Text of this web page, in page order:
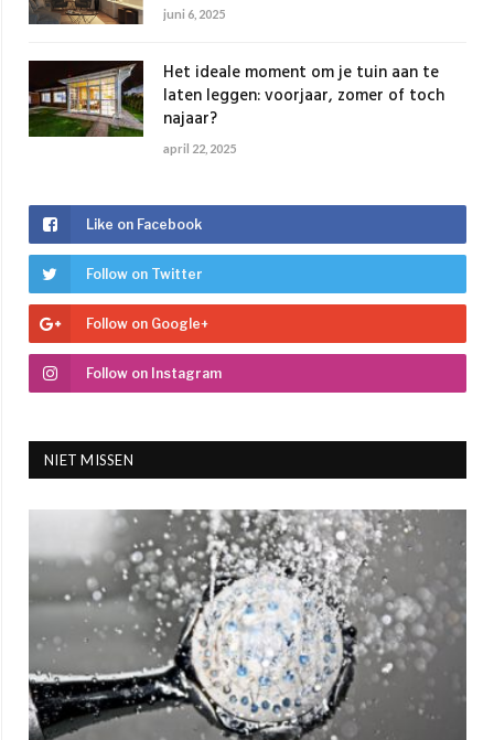
juni 6, 2025
Het ideale moment om je tuin aan te
laten leggen: voorjaar, zomer of toch
najaar?
april 22, 2025
Like on Facebook
Follow on Twitter
Follow on Google+
Follow on Instagram
NIET MISSEN